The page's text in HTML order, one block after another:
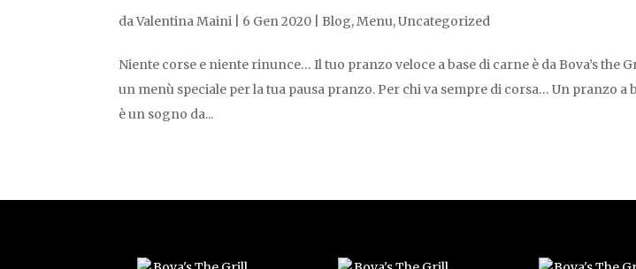
daValentina Maini 6 Gen 2020 Blog,Menu,Uncategorized
Niente corse e niente rinunce… Il tuo pranzo veloce a base di carne è da Bova’s the
un menù speciale per la tua pausa pranzo. Per chi va sempre di corsa… Un pranzo a
è un sogno da...